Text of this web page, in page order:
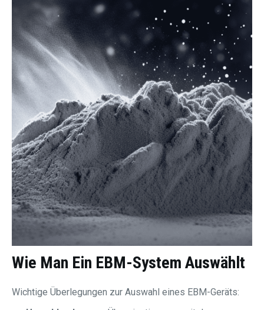
Wie Man Ein EBM-System Auswählt
Wichtige Überlegungen zur Auswahl eines EBM-Geräts: